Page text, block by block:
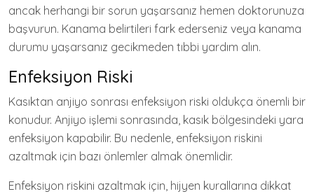
ancak herhangi bir sorun yaşarsanız hemen doktorunuza
başvurun. Kanama belirtileri fark ederseniz veya kanama
durumu yaşarsanız gecikmeden tıbbi yardım alın.
Enfeksiyon Riski
Kasıktan anjiyo sonrası enfeksiyon riski oldukça önemli bir
konudur. Anjiyo işlemi sonrasında, kasık bölgesindeki yara
enfeksiyon kapabilir. Bu nedenle, enfeksiyon riskini
azaltmak için bazı önlemler almak önemlidir.
Enfeksiyon riskini azaltmak için, hijyen kurallarına dikkat